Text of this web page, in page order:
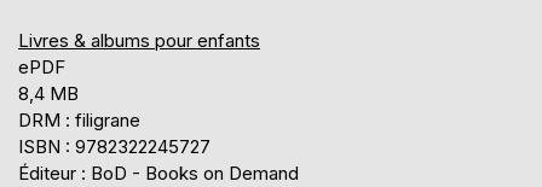
Livres & albums pour enfants
ePDF
8,4 MB
DRM : filigrane
ISBN : 9782322245727
Éditeur : BoD - Books on Demand